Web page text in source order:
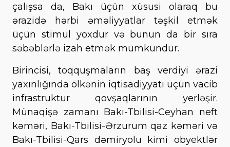
çalışsa da, Bakı üçün xüsusi olaraq bu
ərazidə hərbi əməliyyatlar təşkil etmək
üçün stimul yoxdur və bunun da bir sıra
səbəblərlə izah etmək mümkündür.
Birincisi, toqquşmaların baş verdiyi ərazi
yaxınlığında ölkənin iqtisadiyyatı üçün vacib
infrastruktur qovşaqlarının yerləşir.
Münaqişə zamanı Bakı-Tbilisi-Ceyhan neft
kəməri, Bakı-Tbilisi-Ərzurum qaz kəməri və
Bakı-Tbilisi-Qars dəmiryolu kimi obyektlər